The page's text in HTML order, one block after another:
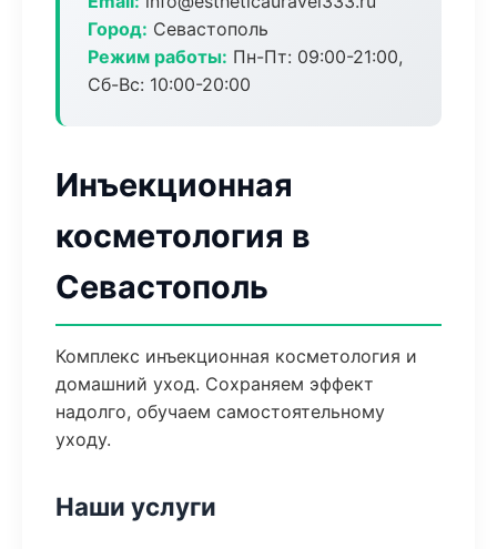
Город: Севастополь
Режим работы: Пн-Пт: 09:00-21:00,
Сб-Вс: 10:00-20:00
Инъекционная
косметология в
Севастополь
Комплекс инъекционная косметология и
домашний уход. Сохраняем эффект
надолго, обучаем самостоятельному
уходу.
Наши услуги